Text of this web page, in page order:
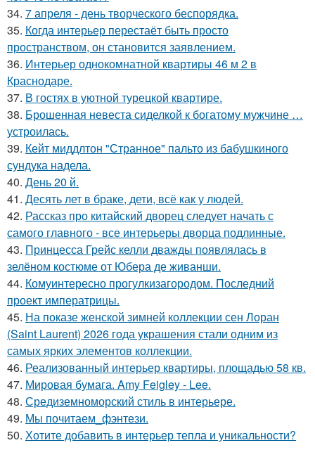
34. 7 апреля - день творческого беспорядка.
35. Когда интерьер перестаёт быть просто
пространством, он становится заявлением.
36. Интерьер однокомнатной квартиры 46 м 2 в
Краснодаре.
37. В гостях в уютной турецкой квартире.
38. Брошенная невеста сиделкой к богатому мужчине …
устроилась.
39. Кейт миддлтон "Странное" пальто из бабушкиного
сундука надела.
40. День 20 й.
41. Десять лет в браке, дети, всё как у людей.
42. Рассказ про китайский дворец следует начать с
самого главного - все интерьеры дворца подлинные.
43. Принцесса Грейс келли дважды появлялась в
зелёном костюме от Юбера де живанши.
44. Комуинтересно прогулкизагородом. Последний
проект императрицы.
45. На показе женской зимней коллекции сен Лоран
(Saint Laurent) 2026 года украшения стали одним из
самых ярких элементов коллекции.
46. Реализованный интерьер квартиры, площадью 58 кв.
47. Мировая бумага. Amy Feigley - Lee.
48. Средиземноморский стиль в интерьере.
49. Мы почитаем_фэнтези.
50. Хотите добавить в интерьер тепла и уникальности?